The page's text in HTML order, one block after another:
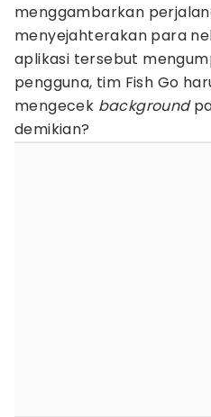
menggambarkan
menyejahterakan para
aplikasi tersebut
pengguna, tim Fish Go
mengecek background
demikian?